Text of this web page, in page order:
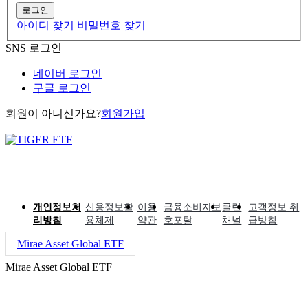
로그인
아이디 찾기
비밀번호 찾기
SNS 로그인
네이버 로그인
구글 로그인
회원이 아니신가요?회원가입
개인정보처
리방침
신용정보활
용체제
이용
약관
금융소비자보
호포탈
클린
채널
고객정보 취
급방침
Mirae Asset Global ETF
Mirae Asset Global ETF